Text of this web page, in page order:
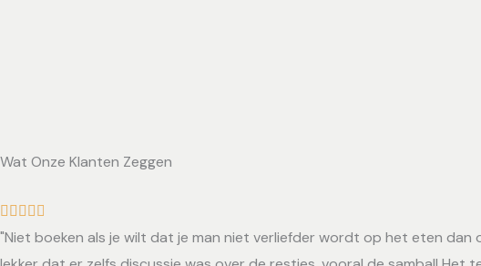
Wat Onze Klanten Zeggen
    
a
"Niet boeken als je wilt dat je man niet verliefder wordt op het eten